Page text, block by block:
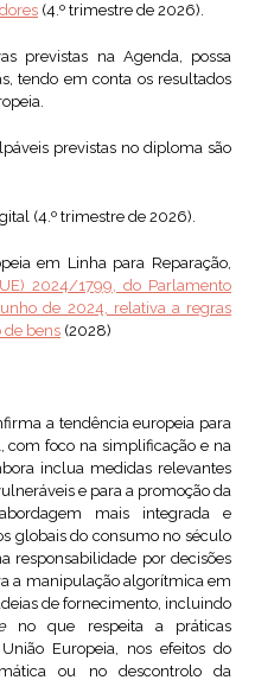
(4.º trimestre de 2026).
previstas na Agenda, possa
tendo em conta os resultados
previstas no diploma são
(4.º trimestre de 2026).
em Linha para Reparação,
2024/1799, do Parlamento
de 2024, relativa a regras
de bens (2028)
a tendência europeia para
com foco na simplificação e na
inclua medidas relevantes
e para a promoção da
mais integrada e
globais do consumo no século
responsabilidade por decisões
a manipulação algorítmica em
de fornecimento, incluindo
no que respeita a práticas
Europeia, nos efeitos do
ou no descontrolo da